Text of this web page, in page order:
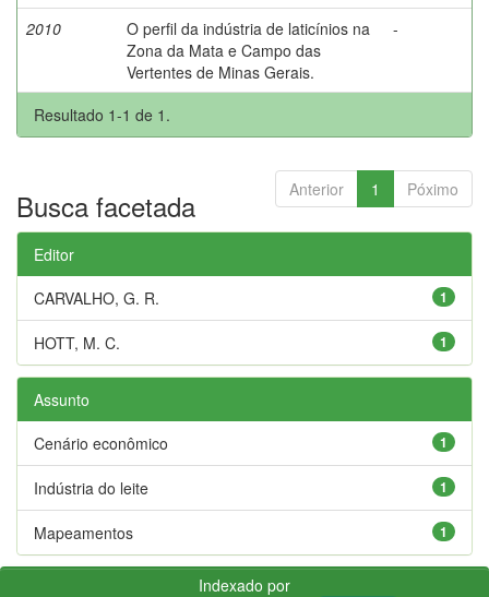
2010
O perfil da indústria de laticínios na
Zona da Mata e Campo das
Vertentes de Minas Gerais.
-
Resultado 1-1 de 1.
Anterior 1 Póximo
Busca facetada
Editor
1
CARVALHO, G. R.
1
HOTT, M. C.
Assunto
1
Cenário econômico
1
Indústria do leite
1
Mapeamentos
Indexado por